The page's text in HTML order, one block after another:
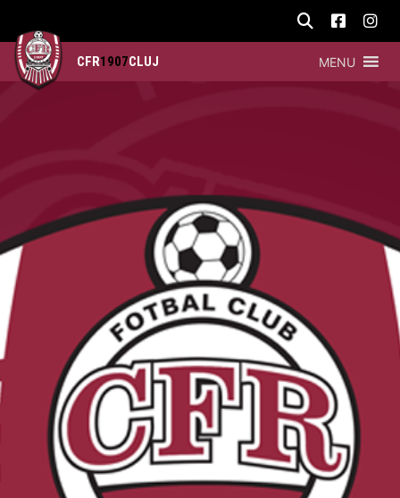
CFR1907CLUJ MENU